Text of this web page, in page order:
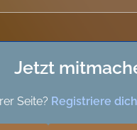
Jetzt
Seite? Registriere